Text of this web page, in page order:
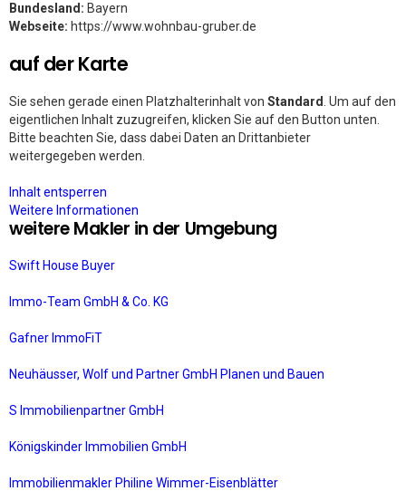
Bundesland: Bayern
Webseite: https://www.wohnbau-gruber.de
auf der Karte
Sie sehen gerade einen Platzhalterinhalt von Standard . Um auf den
eigentlichen Inhalt zuzugreifen, klicken Sie auf den Button unten.
Bitte beachten Sie, dass dabei Daten an Drittanbieter
weitergegeben werden.
Inhalt entsperren
Weitere Informationen
weitere Makler in der Umgebung
Swift House Buyer
Immo-Team GmbH & Co. KG
Gafner ImmoFiT
Neuhäusser, Wolf und Partner GmbH Planen und Bauen
S Immobilienpartner GmbH
Königskinder Immobilien GmbH
Immobilienmakler Philine Wimmer-Eisenblätter